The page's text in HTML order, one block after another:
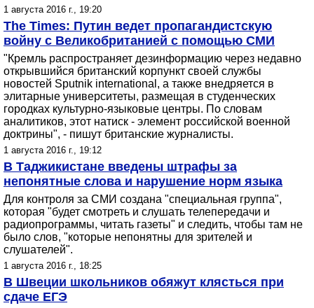
1 августа 2016 г., 19:20
The Times: Путин ведет пропагандистскую
войну с Великобританией с помощью СМИ
"Кремль распространяет дезинформацию через недавно
открывшийся британский корпункт своей службы
новостей Sputnik international, а также внедряется в
элитарные университеты, размещая в студенческих
городках культурно-языковые центры. По словам
аналитиков, этот натиск - элемент российской военной
доктрины", - пишут британские журналисты.
1 августа 2016 г., 19:12
В Таджикистане введены штрафы за
непонятные слова и нарушение норм языка
Для контроля за СМИ создана "специальная группа",
которая "будет смотреть и слушать телепередачи и
радиопрограммы, читать газеты" и следить, чтобы там не
было слов, "которые непонятны для зрителей и
слушателей".
1 августа 2016 г., 18:25
В Швеции школьников обяжут клясться при
сдаче ЕГЭ